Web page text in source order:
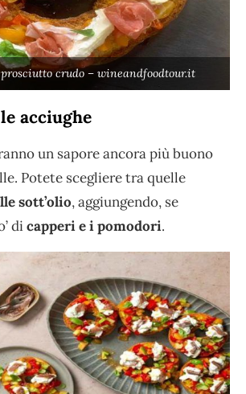
crudo – wineandfoodtour.it
acciughe
un sapore ancora più buono
Potete scegliere tra quelle
sott’olio, aggiungendo, se
dicapperi e i pomodori.